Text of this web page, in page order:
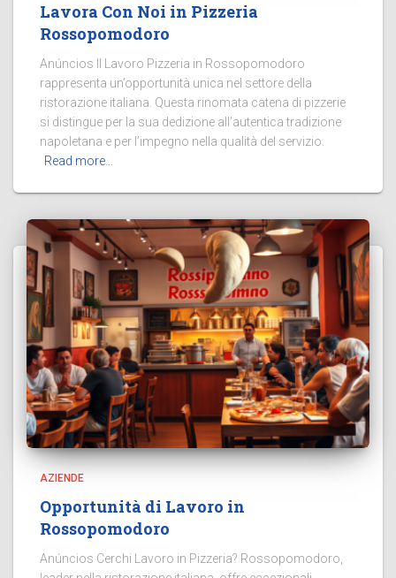
Lavora Con Noi in Pizzeria
Rossopomodoro
Anúncios Il Lavoro Pizzeria in Rossopomodoro
rappresenta un’opportunità unica nel settore della
ristorazione italiana. Questa rinomata catena di pizzerie
si distingue per la sua dedizione all’autentica tradizione
napoletana e per l’impegno nella qualità del servizio.
Read more…
AZIENDE
Opportunità di Lavoro in
Rossopomodoro
Anúncios Cerchi Lavoro in Pizzeria? Rossopomodoro,